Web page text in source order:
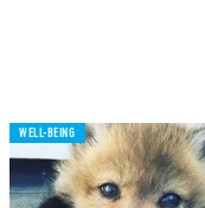
この世
WELL-BEING